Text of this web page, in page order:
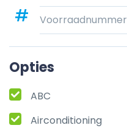
Voorraadnummer
Opties
ABC
Airconditioning